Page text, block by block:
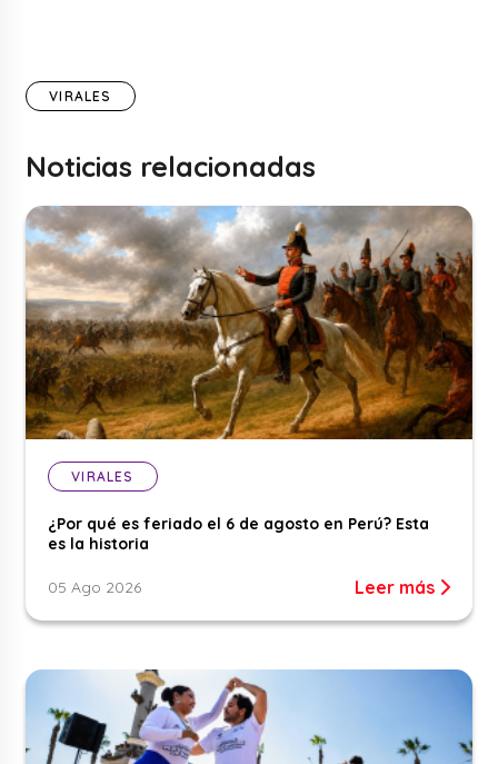
VIRALES
Noticias relacionadas
VIRALES
¿Por qué es feriado el 6 de agosto en Perú? Esta
es la historia
05 Ago 2026 Leer más